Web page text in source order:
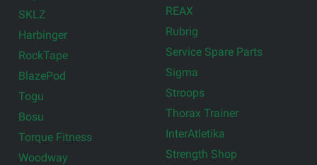
SKLZ
Harbinger
RockTape
BlazePod
Togu
Bosu
Torque Fitness
Woodway
REAX
Rubrig
Service Spare Parts
Sigma
Stroops
Thorax Trainer
InterAtletika
Strength Shop